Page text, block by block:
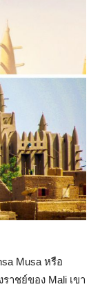
Musa หรือ
าชย์ของ Mali เขา